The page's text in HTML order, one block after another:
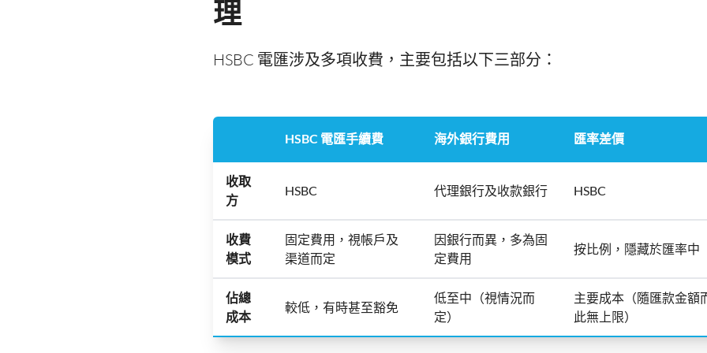
理
HSBC 電匯涉及多項收費，主要包括以下三部分：
HSBC 電匯手續費 海外銀行費用 匯率差價
收取
方
HSBC 代理銀行及收款銀行 HSBC
收費
模式
固定費用，視帳戶及
渠道而定
因銀行而異，多為固
定費用
按比例，隱藏於匯率中
佔總
成本
較低，有時甚至豁免
低至中（視情況而
定）
主要成本（隨匯款金額
此無上限）